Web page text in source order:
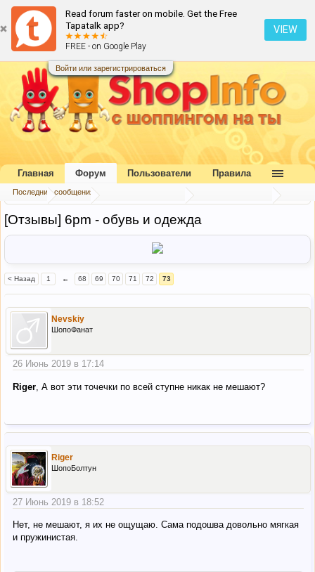
Read forum faster on mobile. Get the Free
Tapatalk app?
FREE - on Google Play
VIEW
Войти или зарегистрироваться
Главная Форум
[Отзывы] 6pm - обувь и одежда
< Назад 1 ← 68 69 70 71 72 73
Nevskiy
ШопоФанат
26 Июнь 2019 в 17:14
Riger , А вот эти точечки по всей ступне никак не мешают?
Riger
ШопоБолтун
27 Июнь 2019 в 18:52
Нет, не мешают, я их не ощущаю. Сама подошва довольно мягкая
и пружинистая.
Главная Форум
Последние сообщения
Пользователи Правила